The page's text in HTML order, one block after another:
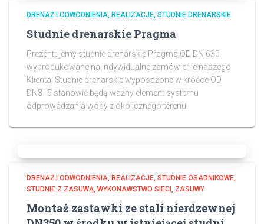
DRENAŻ I ODWODNIENIA REALIZACJE STUDNIE DRENARSKIE
Studnie drenarskie Pragma
Prezentujemy studnie drenarskie Pragma OD DN 630
wyprodukowane na indywidualne zamówienie naszego
Klienta. Studnie drenarskie wyposażone w króćce OD
DN315 stanowić będą ważny element systemu
odprowadzania wody z okolicznego terenu.
DRENAŻ I ODWODNIENIA REALIZACJE STUDNIE OSADNIKOWE
STUDNIE Z ZASUWĄ WYKONAWSTWO SIECI ZASUWY
Montaż zastawki ze stali nierdzewnej